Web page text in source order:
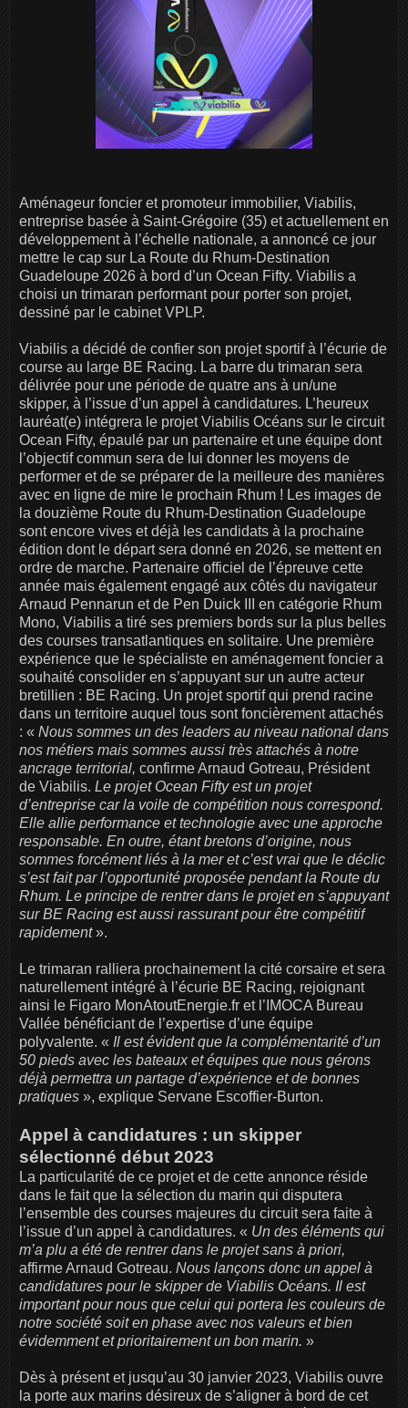
Aménageur foncier et promoteur immobilier, Viabilis,
entreprise basée à Saint-Grégoire (35) et actuellement en
développement à l’échelle nationale, a annoncé ce jour
mettre le cap sur La Route du Rhum-Destination
Guadeloupe 2026 à bord d’un Ocean Fifty. Viabilis a
choisi un trimaran performant pour porter son projet,
dessiné par le cabinet VPLP.
Viabilis a décidé de confier son projet sportif à l’écurie de
course au large BE Racing. La barre du trimaran sera
délivrée pour une période de quatre ans à un/une
skipper, à l’issue d’un appel à candidatures. L’heureux
lauréat(e) intégrera le projet Viabilis Océans sur le circuit
Ocean Fifty, épaulé par un partenaire et une équipe dont
l’objectif commun sera de lui donner les moyens de
performer et de se préparer de la meilleure des manières
avec en ligne de mire le prochain Rhum ! Les images de
la douzième Route du Rhum-Destination Guadeloupe
sont encore vives et déjà les candidats à la prochaine
édition dont le départ sera donné en 2026, se mettent en
ordre de marche. Partenaire officiel de l’épreuve cette
année mais également engagé aux côtés du navigateur
Arnaud Pennarun et de Pen Duick III en catégorie Rhum
Mono, Viabilis a tiré ses premiers bords sur la plus belles
des courses transatlantiques en solitaire. Une première
expérience que le spécialiste en aménagement foncier a
souhaité consolider en s’appuyant sur un autre acteur
bretillien : BE Racing. Un projet sportif qui prend racine
dans un territoire auquel tous sont foncièrement attachés
: « Nous sommes un des leaders au niveau national dans
nos métiers mais sommes aussi très attachés à notre
ancrage territorial, confirme Arnaud Gotreau, Président
de Viabilis. Le projet Ocean Fifty est un projet
d’entreprise car la voile de compétition nous correspond.
Elle allie performance et technologie avec une approche
responsable. En outre, étant bretons d’origine, nous
sommes forcément liés à la mer et c’est vrai que le déclic
s’est fait par l’opportunité proposée pendant la Route du
Rhum. Le principe de rentrer dans le projet en s’appuyant
sur BE Racing est aussi rassurant pour être compétitif
rapidement».
Le trimaran ralliera prochainement la cité corsaire et sera
naturellement intégré à l’écurie BE Racing, rejoignant
ainsi le Figaro MonAtoutEnergie.fr et l’IMOCA Bureau
Vallée bénéficiant de l’expertise d’une équipe
polyvalente. « Il est évident que la complémentarité d’un
50 pieds avec les bateaux et équipes que nous gérons
déjà permettra un partage d’expérience et de bonnes
pratiques », explique Servane Escoffier-Burton.
Appel à candidatures : un skipper
sélectionné début 2023
La particularité de ce projet et de cette annonce réside
dans le fait que la sélection du marin qui disputera
l’ensemble des courses majeures du circuit sera faite à
l’issue d’un appel à candidatures. « Un des éléments qui
m’a plu a été de rentrer dans le projet sans à priori,
affirme Arnaud Gotreau. Nous lançons donc un appel à
candidatures pour le skipper de Viabilis Océans. Il est
important pour nous que celui qui portera les couleurs de
notre société soit en phase avec nos valeurs et bien
évidemment et prioritairement un bon marin. »
Dès à présent et jusqu’au 30 janvier 2023, Viabilis ouvre
la porte aux marins désireux de s’aligner à bord de cet